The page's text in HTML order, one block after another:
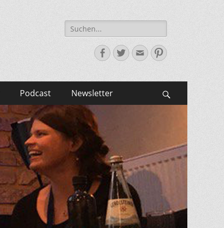
Suche
nach:
Facebook
Twitter
E-
Mail-
Pinterest
Podcast Newsletter